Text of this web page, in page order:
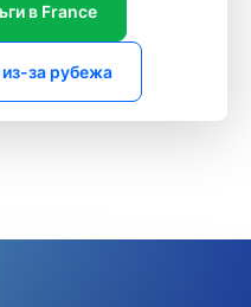
в France
за рубежа